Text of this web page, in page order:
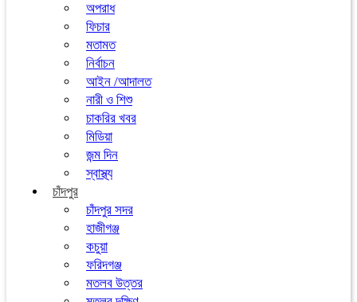
অপরাধ
ফিচার
মতামত
নির্বাচন
আইন /আদালত
নারী ও শিশু
চাকরির খবর
মিডিয়া
জন্ম দিন
স্বাস্থ্য
চাঁদপুর
চাঁদপুর সদর
হাজীগঞ্জ
কচুয়া
ফরিদগঞ্জ
মতলব উত্তর